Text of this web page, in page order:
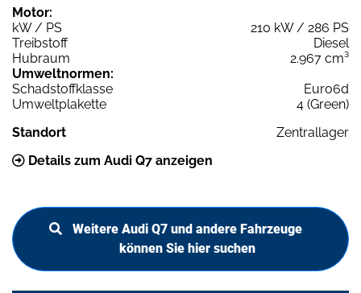
Motor:
kW / PS
210 kW / 286 PS
Treibstoff
Diesel
Hubraum
2.967 cm³
Umweltnormen:
Schadstoffklasse
Euro6d
Umweltplakette
4 (Green)
Standort
Zentrallager
Details zum Audi Q7 anzeigen
Weitere Audi Q7 und andere Fahrzeuge
können Sie hier suchen